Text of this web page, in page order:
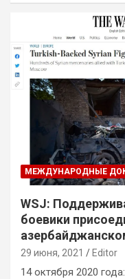
МЕЖДУНАРОДНЫЕ
WSJ:
боевики
29 июня, 2021 Editor
14 октября 2020